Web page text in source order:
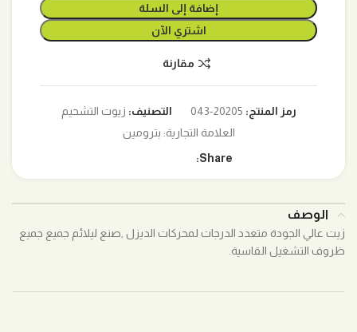
إضافة إلى السلة
اشتري الآن
مقارنة
رمز المنتج: 20205-043 التصنيف: زيوت التشحيم
العلامة التجارية: بترومين
Share:
الوصف
زيت عالي الجودة متعدد الدرجات لمحركات الديزل ,صنع ليلائم جميع جميع
ظروف التشغيل القاسية.